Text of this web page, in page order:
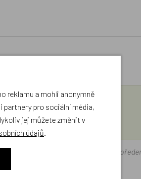
shopu Dráček.cz texty zákazníků
reklamu a mohli anonymně
partnery pro sociální média,
jej můžete změnit v
údajů